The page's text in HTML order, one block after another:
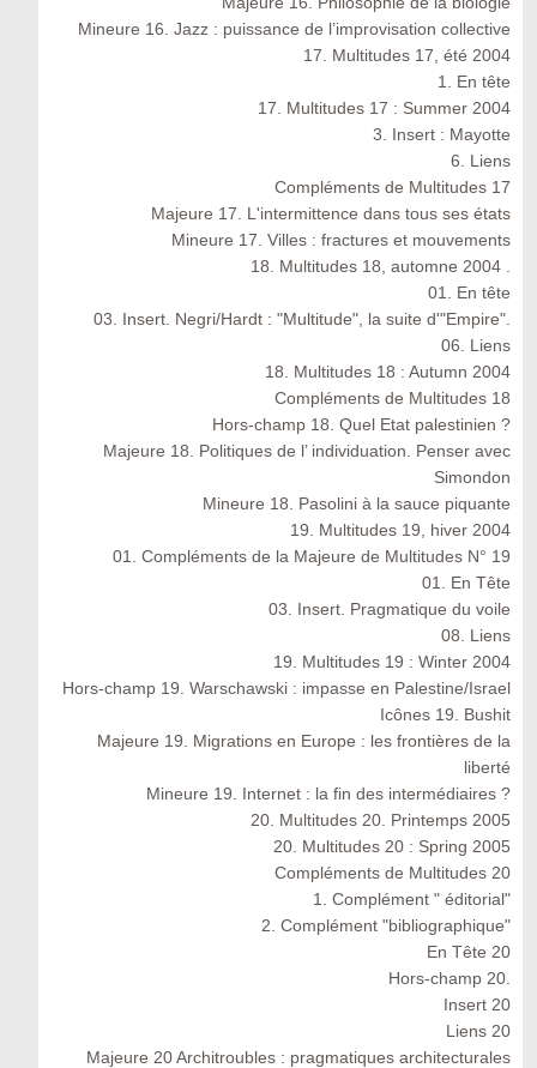
Mineure 16. Jazz : puissance de l’improvisation collective
17. Multitudes 17, été 2004
1. En tête
17. Multitudes 17 : Summer 2004
3. Insert : Mayotte
6. Liens
Compléments de Multitudes 17
Majeure 17. L'intermittence dans tous ses états
Mineure 17. Villes : fractures et mouvements
18. Multitudes 18, automne 2004 .
01. En tête
03. Insert. Negri/Hardt : "Multitude", la suite d'"Empire".
06. Liens
18. Multitudes 18 : Autumn 2004
Compléments de Multitudes 18
Hors-champ 18. Quel Etat palestinien ?
Majeure 18. Politiques de l’ individuation. Penser avec
Simondon
Mineure 18. Pasolini à la sauce piquante
19. Multitudes 19, hiver 2004
01. Compléments de la Majeure de Multitudes N° 19
01. En Tête
03. Insert. Pragmatique du voile
08. Liens
19. Multitudes 19 : Winter 2004
Hors-champ 19. Warschawski : impasse en Palestine/Israel
Icônes 19. Bushit
Majeure 19. Migrations en Europe : les frontières de la
liberté
Mineure 19. Internet : la fin des intermédiaires ?
20. Multitudes 20. Printemps 2005
20. Multitudes 20 : Spring 2005
Compléments de Multitudes 20
1. Complément " éditorial"
2. Complément "bibliographique"
En Tête 20
Hors-champ 20.
Insert 20
Liens 20
Majeure 20 Architroubles : pragmatiques architecturales